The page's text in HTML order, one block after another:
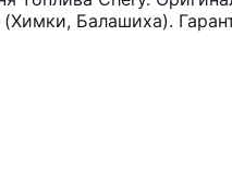
Балашиха).